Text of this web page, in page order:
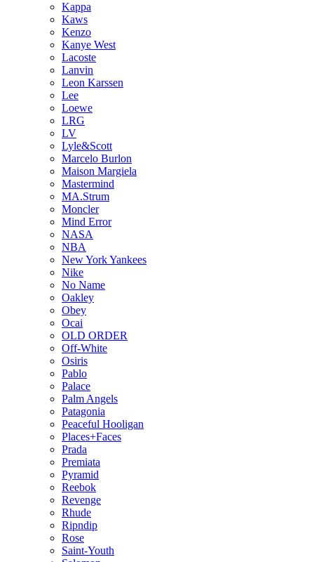
Kappa
Kaws
Kenzo
Kanye West
Lacoste
Lanvin
Leon Karssen
Lee
Loewe
LRG
LV
Lyle&Scott
Marcelo Burlon
Maison Margiela
Mastermind
MA.Strum
Moncler
Mind Error
NASA
NBA
New York Yankees
Nike
No Name
Oakley
Obey
Ocai
OLD ORDER
Off-White
Osiris
Pablo
Palace
Palm Angels
Patagonia
Peaceful Hooligan
Places+Faces
Prada
Premiata
Pyramid
Reebok
Revenge
Rhude
Ripndip
Rose
Saint-Youth